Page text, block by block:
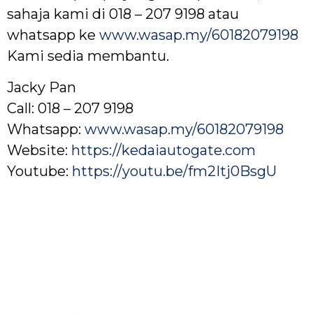
sahaja kami di 018 – 207 9198 atau
whatsapp ke www.wasap.my/60182079198
Kami sedia membantu.
Jacky Pan
Call: 018 – 207 9198
Whatsapp: www.wasap.my/60182079198
Website: https://kedaiautogate.com
Youtube: https://youtu.be/fm2Itj0BsgU